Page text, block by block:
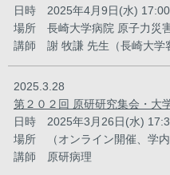
日時 2025年4月9日(水)
場所 長崎大学病院 原子力災
講師 謝 牧謙 先生（長崎大学
2025.3.28
第２０２回 原研研究集会・大
日時 2025年3月26日(水)
場所 （オンライン開催、学内
講師 原研病理